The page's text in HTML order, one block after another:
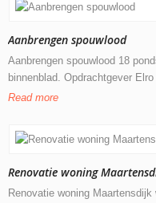
Aanbrengen spouwlood
Aanbrengen spouwlood 18
binnenblad. Opdrachtgever
Read more
Renovatie woning
Renovatie woning